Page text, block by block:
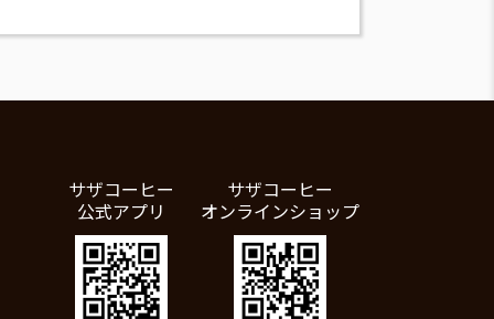
サザコーヒー
公式アプリ
サザコーヒー
オンラインショップ